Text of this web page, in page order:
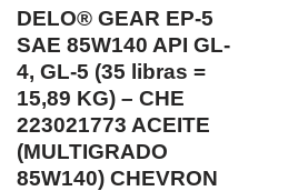
DELO® GEAR EP-5
SAE 85W140 API GL-
4, GL-5 (35 libras =
15,89 KG) – CHE
223021773 ACEITE
(MULTIGRADO
85W140) CHEVRON